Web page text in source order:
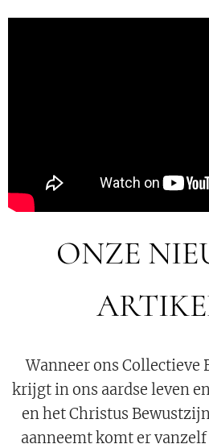
ONZE
Wanneer ons
krijgt in ons aardse leven
en het Christus
aanneemt komt er